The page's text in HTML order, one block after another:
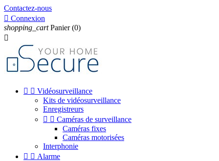
Contactez-nous
 Connexion
shopping_cart Panier (0)

  Vidéosurveillance
Kits de vidéosurveillance
Enregistreurs
  Caméras de surveillance
Caméras fixes
Caméras motorisées
Interphonie
  Alarme